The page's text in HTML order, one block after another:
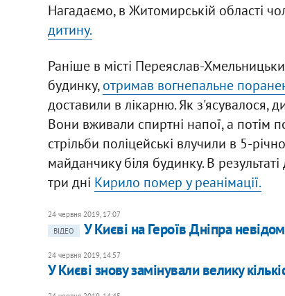
Нагадаємо, в Житомирській області
дитину.
Раніше в місті Переяслав-
будинку,отримав вогнепальне
доставили в лікарню. Як з'ясувалося,
Вони вживали спиртні напої, а потім
стрільби поліцейські влучили в 5-
майданчику біля будинку. В
три дні Кирило помер у реанімації.
24 червня 2019, 17:07
ВІДЕО
У Києві на Героїв Дніпра
24 червня 2019, 14:57
У Києві знову замінували велику